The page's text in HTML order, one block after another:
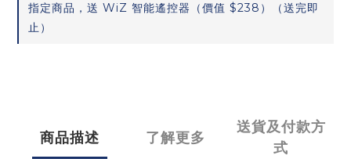
指定商品，送 WiZ 智能遙控器（價值 $238）（送完即
止）
商品描述 了解更多
送貨及付款方
式